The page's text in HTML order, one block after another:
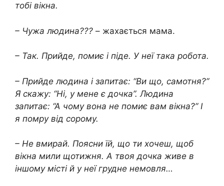
тобі вікна.
– Чужа людина??? – жахається мама.
– Так. Прийде, помиє і піде. У неї така робота.
– Прийде людина і запитає: “Ви що, самотня?”
Я скажу: “Ні, у мене є дочка”. Людина
запитає: “А чому вона не помиє вам вікна?” І
я помру від сорому.
– Не вмирай. Поясни їй, що ти хочеш, щоб
вікна мили щотижня. А твоя дочка живе в
іншому місті й у неї грудне немовля…